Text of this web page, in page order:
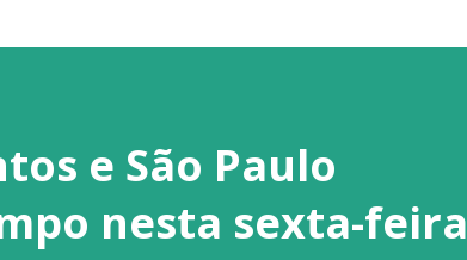
e São Paulo
nesta sexta-feira